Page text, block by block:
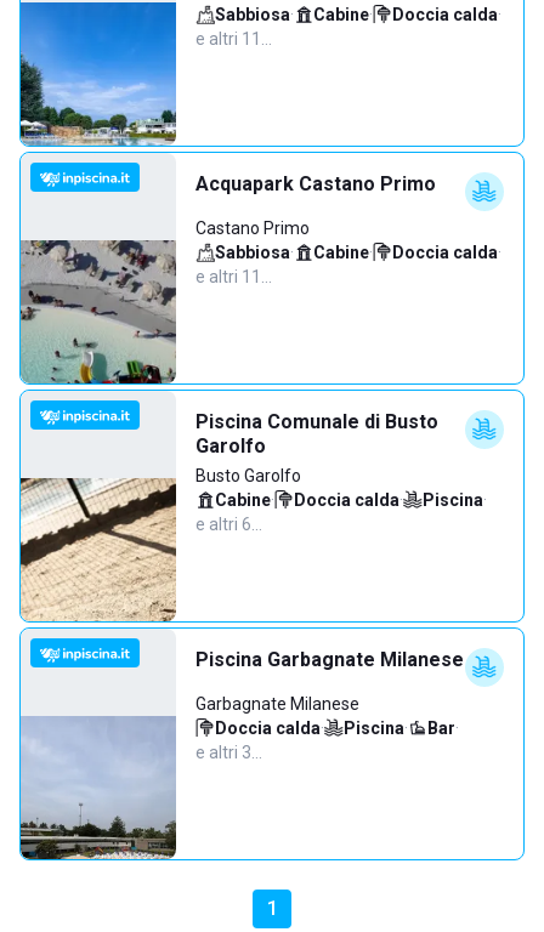
Sabbiosa· Cabine· Doccia calda·
e altri 11…
Acquapark Castano Primo
Castano Primo
Sabbiosa· Cabine· Doccia calda·
e altri 11…
Piscina Comunale di Busto
Garolfo
Busto Garolfo
Cabine· Doccia calda· Piscina·
e altri 6…
Piscina Garbagnate Milanese
Garbagnate Milanese
Doccia calda· Piscina· Bar·
e altri 3…
1